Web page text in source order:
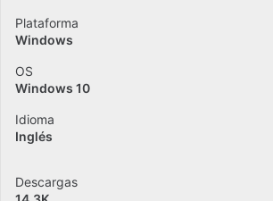
Plataforma
Windows
OS
Windows 10
Idioma
Inglés
Descargas